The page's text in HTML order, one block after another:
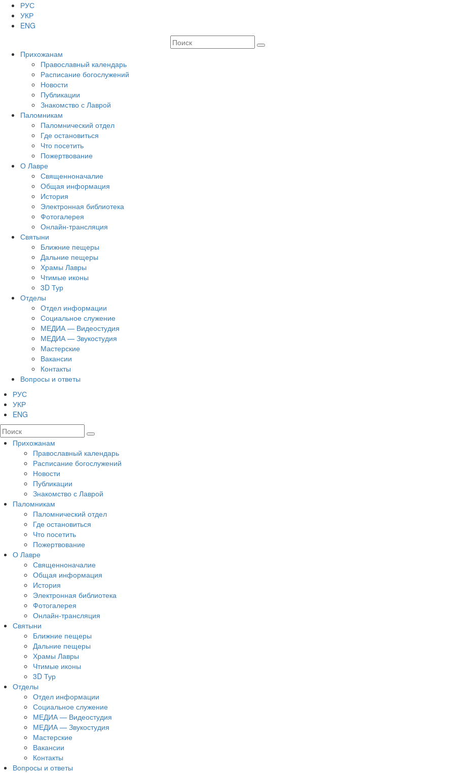
РУС
УКР
ENG
Прихожанам
Православный календарь
Расписание богослужений
Новости
Публикации
Знакомство с Лаврой
Паломникам
Паломнический отдел
Где остановиться
Что посетить
Пожертвование
О Лавре
Священноначалие
Общая информация
История
Электронная библиотека
Фотогалерея
Онлайн-трансляция
Святыни
Ближние пещеры
Дальние пещеры
Храмы Лавры
Чтимые иконы
3D Тур
Отделы
Отдел информации
Социальное служение
МЕДИА — Видеостудия
МЕДИА — Звукостудия
Мастерские
Вакансии
Контакты
Вопросы и ответы
РУС
УКР
ENG
Прихожанам
Православный календарь
Расписание богослужений
Новости
Публикации
Знакомство с Лаврой
Паломникам
Паломнический отдел
Где остановиться
Что посетить
Пожертвование
О Лавре
Священноначалие
Общая информация
История
Электронная библиотека
Фотогалерея
Онлайн-трансляция
Святыни
Ближние пещеры
Дальние пещеры
Храмы Лавры
Чтимые иконы
3D Тур
Отделы
Отдел информации
Социальное служение
МЕДИА — Видеостудия
МЕДИА — Звукостудия
Мастерские
Вакансии
Контакты
Вопросы и ответы